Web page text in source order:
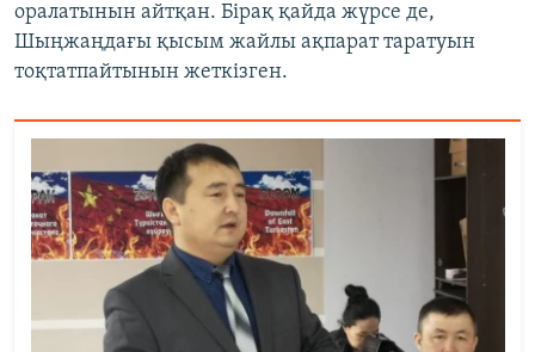
оралатынын айтқан. Бірақ қайда жүрсе де,
Шыңжаңдағы қысым жайлы ақпарат таратуын
тоқтатпайтынын жеткізген.